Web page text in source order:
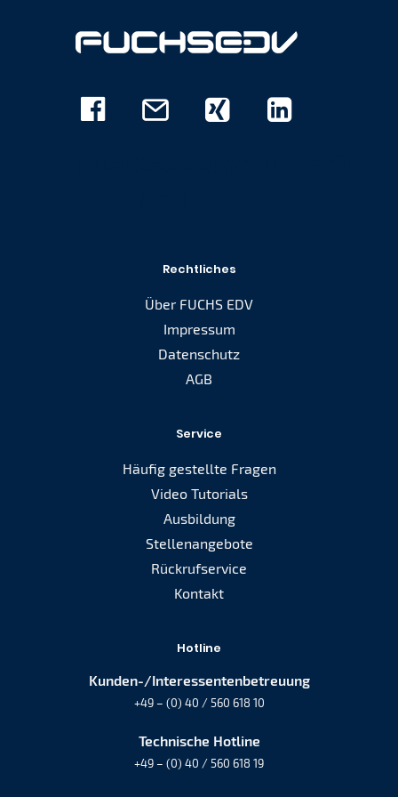
Rechtliches
Über FUCHS EDV
Impressum
Datenschutz
AGB
Service
Häufig gestellte Fragen
Video Tutorials
Ausbildung
Stellenangebote
Rückrufservice
Kontakt
Hotline
Kunden-/Interessentenbetreuung
+49 – (0) 40 / 560 618 10
Technische Hotline
+49 – (0) 40 / 560 618 19